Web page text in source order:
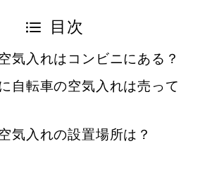
目次
気入れはコンビニにある？
自転車の空気入れは売って
気入れの設置場所は？